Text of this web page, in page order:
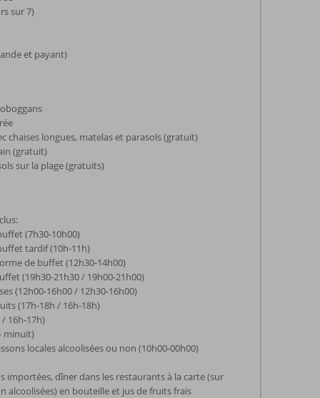
sur 7)
et payant)
chaises longues, matelas et parasols (gratuit)
(gratuit)
sur la plage (gratuits)
(7h30-10h00)
tardif (10h-11h)
de buffet (12h30-14h00)
(19h30-21h30 / 19h00-21h00)
(12h00-16h00 / 12h30-16h00)
(17h-18h / 16h-18h)
/ 16h-17h)
minuit)
locales alcoolisées ou non (10h00-00h00)
importées, dîner dans les restaurants à la carte (sur
alcoolisées) en bouteille et jus de fruits frais